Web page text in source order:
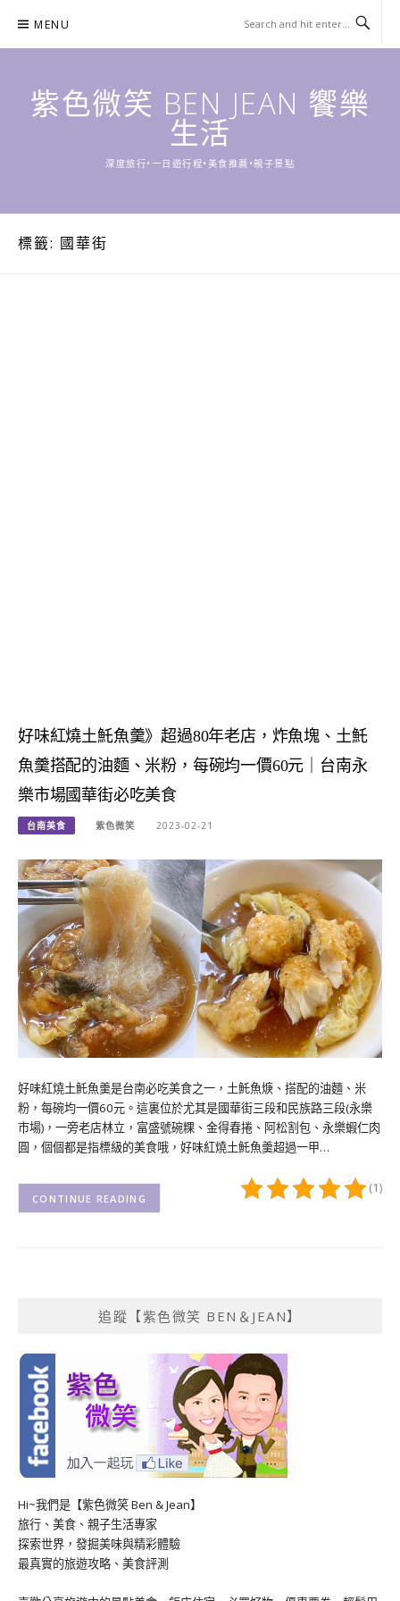
content
MENU
紫色微笑 BEN JEAN 饗樂
生活
深度旅行•一日遊行程•美食推薦•親子景點
標籤: 國華街
好味紅燒土魠魚羹》超過80年老店，炸魚塊、土魠
魚羹搭配的油麵、米粉，每碗均一價60元｜台南永
樂市場國華街必吃美食
台南美食 紫色微笑 2023-02-21
好味紅燒土魠魚羹是台南必吃美食之一，土魠魚焿、搭配的油麵、米
粉，每碗均一價60元。這裏位於尤其是國華街三段和民族路三段(永樂
市場)，一旁老店林立，富盛號碗粿、金得春捲、阿松割包、永樂蝦仁肉
圓，個個都是指標級的美食哦，好味紅燒土魠魚羹超過一甲…
(1)
CONTINUE READING
追蹤【紫色微笑 BEN＆JEAN】
Hi~我們是【紫色微笑 Ben & Jean】
旅行、美食、親子生活專家
探索世界，發掘美味與精彩體驗
最真實的旅遊攻略、美食評測